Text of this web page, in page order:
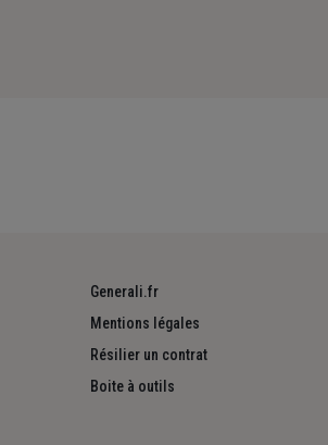
Generali.fr
Mentions légales
Résilier un contrat
Boite à outils